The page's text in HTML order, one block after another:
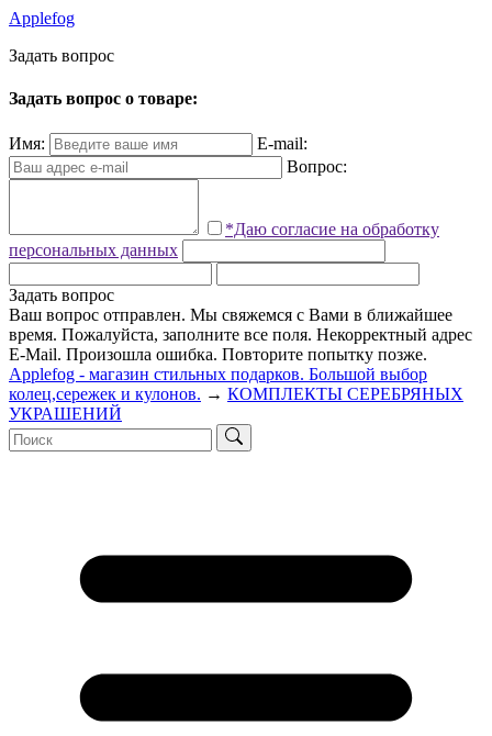
Applefog
Задать вопрос
Задать вопрос о товаре:
Имя:
E-mail:
Вопрос:
*Даю согласие на обработку
персональных данных
Задать вопрос
Ваш вопрос отправлен. Мы свяжемся с Вами в ближайшее
время. Пожалуйста, заполните все поля. Некорректный адрес
E-Mail. Произошла ошибка. Повторите попытку позже.
Applefog - магазин стильных подарков. Большой выбор
колец,сережек и кулонов. → КОМПЛЕКТЫ СЕРЕБРЯНЫХ
УКРАШЕНИЙ